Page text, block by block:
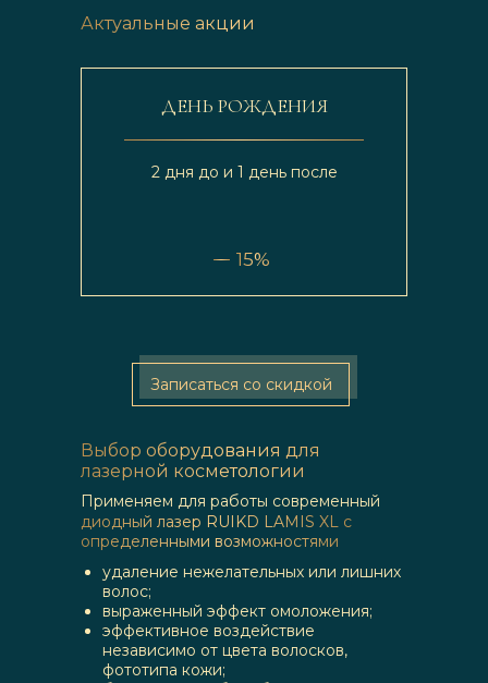
Актуальные акции
2 дня до и 1 день после
ДЕНЬ РОЖДЕНИЯ
15%
Записаться со скидкой
Выбор оборудования для
лазерной косметологии
удаление нежелательных или лишних
волос;
выраженный эффект омоложения;
эффективное воздействие
независимо от цвета волосков,
фототипа кожи;
Применяем для работы современный
диодный лазер RUIKD LAMIS XL с
определенными возможностями